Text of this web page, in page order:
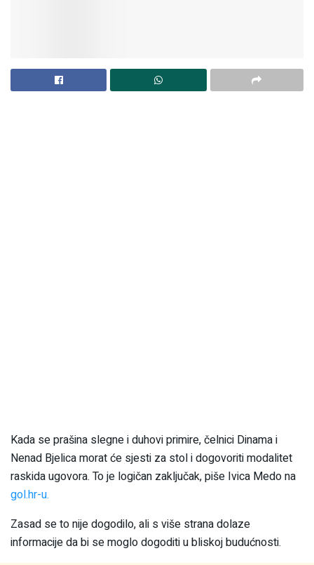
Kada se prašina slegne i duhovi primire, čelnici Dinama i
Nenad Bjelica morat će sjesti za stol i dogovoriti modalitet
raskida ugovora. To je logičan zaključak, piše Ivica Medo na
gol.hr-u.
Zasad se to nije dogodilo, ali s više strana dolaze
informacije da bi se moglo dogoditi u bliskoj budućnosti.